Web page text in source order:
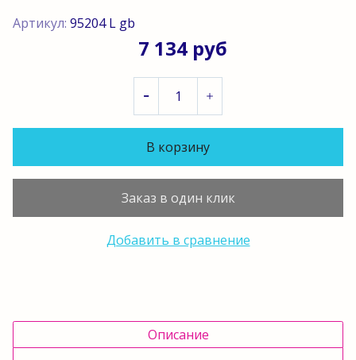
Артикул: 95204 L gb
7 134 руб
В корзину
Заказ в один клик
Добавить в сравнение
Описание